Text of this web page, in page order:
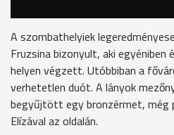
A szombathelyiek
Fruzsina bizonyult, aki egyéniben
helyen végzett. Utóbbiban a
verhetetlen duót. A lányok
begyűjtött egy bronzérmet, még
Elízával az oldalán.